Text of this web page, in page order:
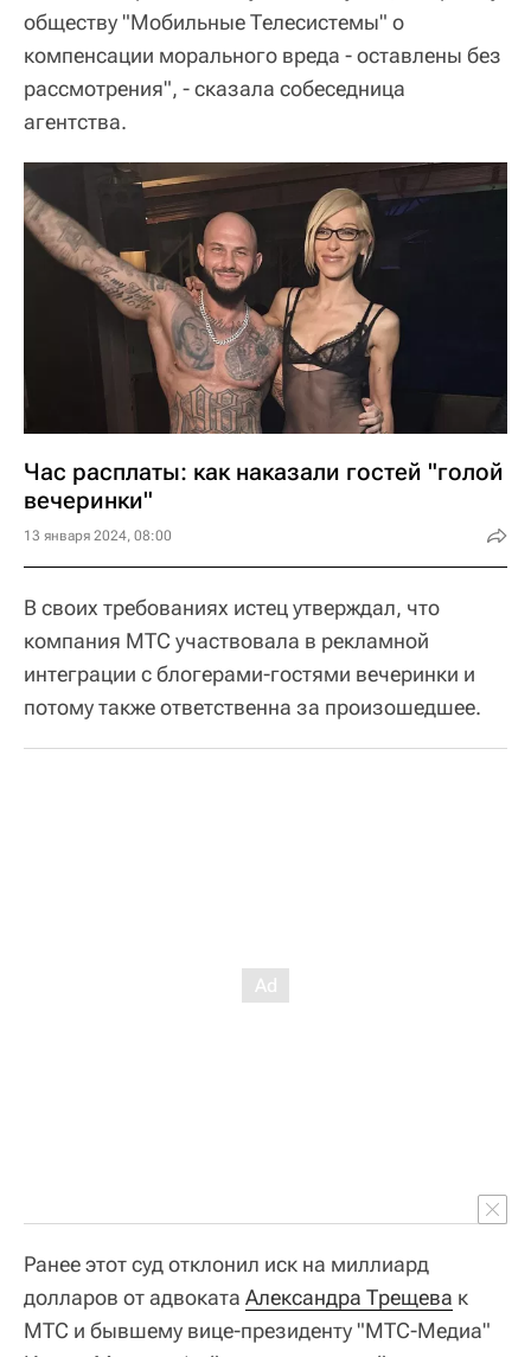
обществу "Мобильные Телесистемы" о
компенсации морального вреда - оставлены без
рассмотрения", - сказала собеседница
агентства.
Час расплаты: как наказали гостей "голой
вечеринки"
13 января 2024, 08:00
В своих требованиях истец утверждал, что
компания МТС участвовала в рекламной
интеграции с блогерами-гостями вечеринки и
потому также ответственна за произошедшее.
Ранее этот суд отклонил иск на миллиард
долларов от адвоката Александра Трещева к
МТС и бывшему вице-президенту "МТС-Медиа"